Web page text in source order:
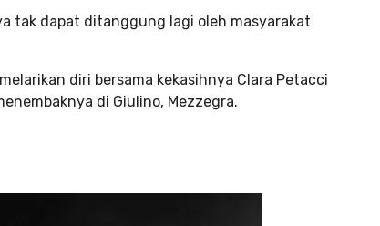
tak dapat ditanggung lagi oleh masyarakat
diri bersama kekasihnya Clara Petacci
di Giulino, Mezzegra.